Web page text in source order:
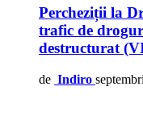
Percheziții la
trafic de
destructurat
de Indiro